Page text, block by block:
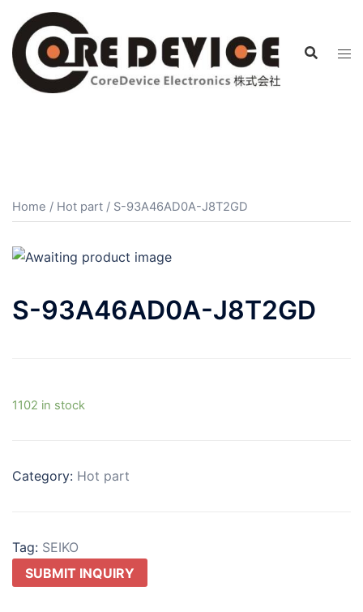
Home / Hot part / S-93A46AD0A-J8T2GD
S-93A46AD0A-J8T2GD
1102 in stock
Category: Hot part
Tag: SEIKO
SUBMIT INQUIRY